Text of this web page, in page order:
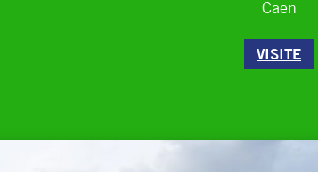
Caen
VISITE